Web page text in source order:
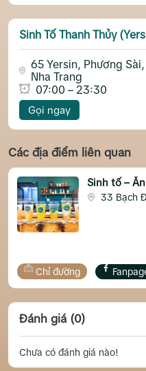
Sinh Tố Thanh Thủy
65 Yersin, Phương Sài,
Nha Trang
07:00 – 23:30
Gọi ngay
Các địa điểm liên quan
Sinh tố –
33 Bạch
Chỉ đường
Đánh giá (0)
Chưa có đánh giá nào!